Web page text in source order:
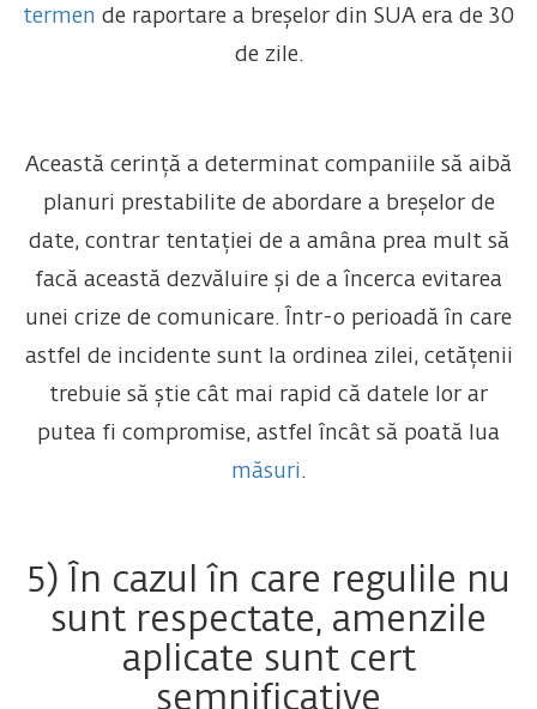
termen de raportare a breșelor din SUA era de 30
de zile.
Această cerință a determinat companiile să aibă
planuri prestabilite de abordare a breșelor de
date, contrar tentației de a amâna prea mult să
facă această dezvăluire și de a încerca evitarea
unei crize de comunicare. Într-o perioadă în care
astfel de incidente sunt la ordinea zilei, cetățenii
trebuie să știe cât mai rapid că datele lor ar
putea fi compromise, astfel încât să poată lua
măsuri.
5) În cazul în care regulile nu
sunt respectate, amenzile
aplicate sunt cert
semnificative